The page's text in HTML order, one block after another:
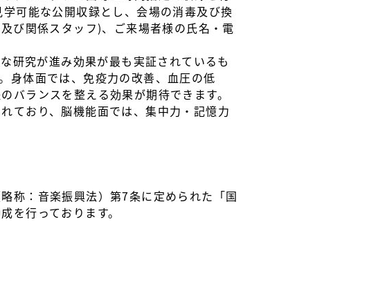
可能な公開収録とし、会場の消毒及び換
び関係スタッフ)、ご来場者様の氏名・電
研究が進み効果が最も実証されているも
身体面では、免疫力の改善、血圧の低
ランスを整える効果が期待できます。
ており、脳機能面では、集中力・記憶力
称：音楽振興法）第7条に定められた「国
を行っております。